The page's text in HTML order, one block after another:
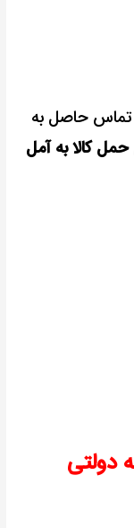
تماس حاصل به
حمل کالا به آمل
دولتی